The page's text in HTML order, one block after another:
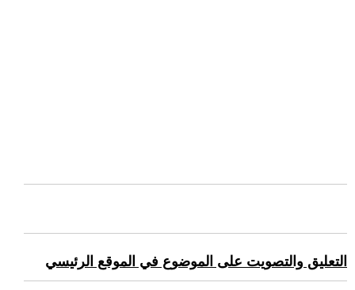
التعليق والتصويت على الموضوع في الموقع الرئيسي